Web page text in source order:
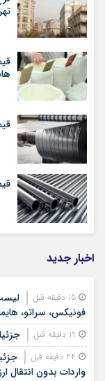
اخبار جدید
فونیکس، سراتو، هایما
واردات بدون انتقال ارز